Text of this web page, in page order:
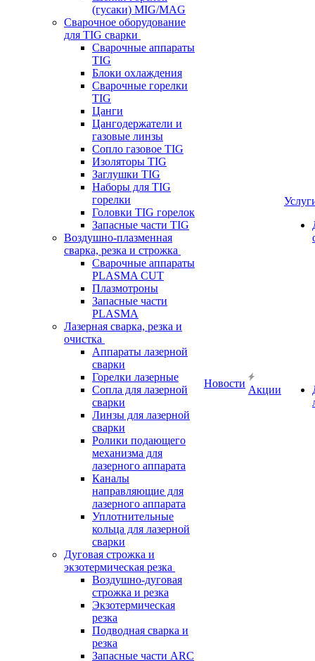
(гусаки) MIG/MAG
Сварочное оборудование
для TIG сварки
Сварочные аппараты
TIG
Блоки охлаждения
Сварочные горелки
TIG
Цанги
Цангодержатели и
газовые линзы
Сопло газовое TIG
Изоляторы TIG
Заглушки TIG
Наборы для TIG
горелки
Головки TIG горелок
Запасные части TIG
Воздушно-плазменная
сварка, резка и строжка
Сварочные аппараты
PLASMA CUT
Плазмотроны
Запасные части
PLASMA
Лазерная сварка, резка и
очистка
Аппараты лазерной
сварки
Горелки лазерные
Сопла для лазерной
сварки
Линзы для лазерной
сварки
Ролики подающего
механизма для
лазерного аппарата
Каналы
направляющие для
лазерного аппарата
Уплотнительные
кольца для лазерной
сварки
Дуговая строжка и
экзотермическая резка
Воздушно-дуговая
строжка и резка
Экзотермическая
резка
Подводная сварка и
резка
Запасные части ARC
Новости
Акции